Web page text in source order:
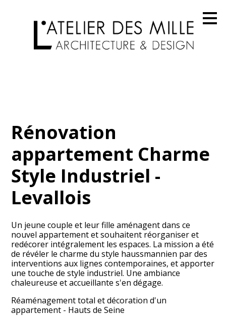
Rénovation
appartement Charme
Style Industriel -
Levallois
Un jeune couple et leur fille aménagent dans ce
nouvel appartement et souhaitent réorganiser et
redécorer intégralement les espaces. La mission a été
de révéler le charme du style haussmannien par des
interventions aux lignes contemporaines, et apporter
une touche de style industriel. Une ambiance
chaleureuse et accueillante s'en dégage.
Réaménagement total et décoration d'un
appartement - Hauts de Seine